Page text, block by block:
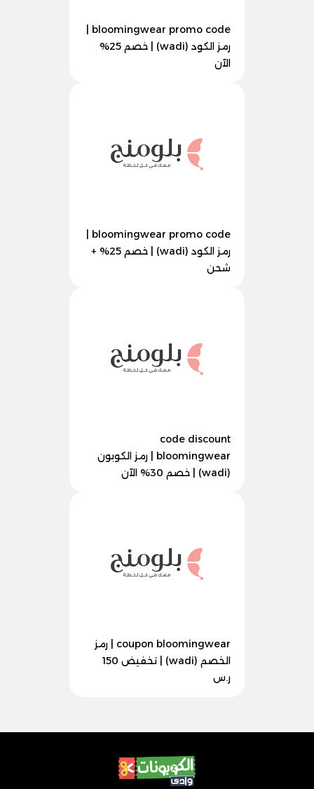
رمز الكود (wadi) | خصم 25%
الآن
رمز الكود (wadi) | خصم 25% +
شحن
code discount
bloomingwear | رمز الكوبون
(wadi) | خصم 30% الآن
coupon bloomingwear | رمز
الخصم (wadi) | تخفيض 150
ر.س